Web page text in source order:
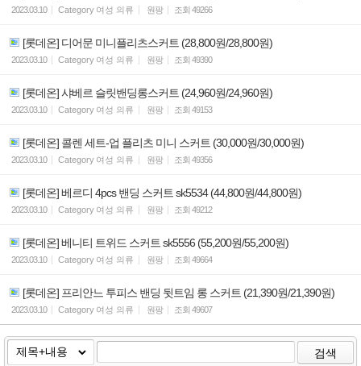
2023.03.10 Category 여성 의류 원팡 조회 49266
[롯데온] 디어문 미니플리츠스커트 (28,800원/28,800원)
2023.03.10 Category 여성 의류 원팡 조회 49390
[롯데온] 샤베르 슬릿밴딩롱스커트 (24,960원/24,960원)
2023.03.10 Category 여성 의류 원팡 조회 49153
[롯데온] 콜렌 세트-업 플리츠 미니 스커트 (30,000원/30,000원)
2023.03.10 Category 여성 의류 원팡 조회 49356
[롯데온] 베르디 4pcs 밴딩 스커트 sk5534 (44,800원/44,800원)
2023.03.10 Category 여성 의류 원팡 조회 49212
[롯데온] 베니티 트위드 스커트 sk5556 (55,200원/55,200원)
2023.03.10 Category 여성 의류 원팡 조회 49664
[롯데온] 프리안느 투피스 밴딩 뒷트임 롱 스커트 (21,390원/21,390원)
2023.03.10 Category 여성 의류 원팡 조회 49607
검색